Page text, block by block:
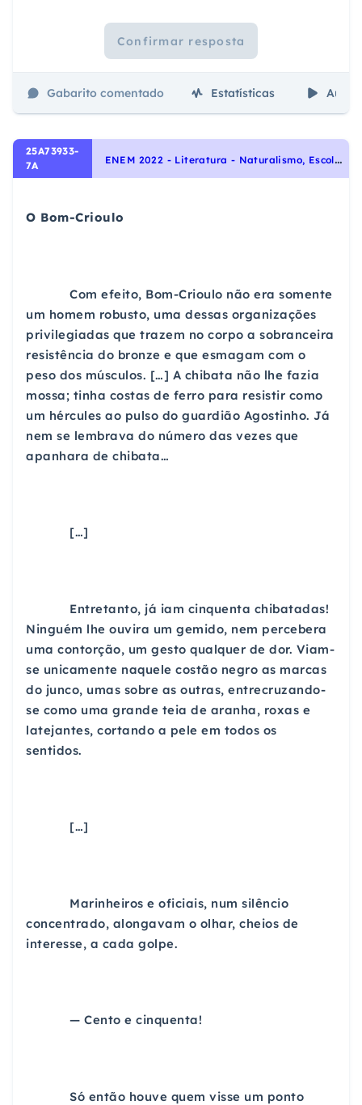
Confirmar resposta
Gabarito comentado Estatísticas Aulas
25A73933-
7A
E
NEM 2022 - Literatura - Naturalismo, Escolas Literárias
O Bom-Crioulo
Com efeito, Bom-Crioulo não era somente
um homem robusto, uma dessas organizações
privilegiadas que trazem no corpo a sobranceira
resistência do bronze e que esmagam com o
peso dos músculos. […] A chibata não lhe fazia
mossa; tinha costas de ferro para resistir como
um hércules ao pulso do guardião Agostinho. Já
nem se lembrava do número das vezes que
apanhara de chibata…
[…]
Entretanto, já iam cinquenta chibatadas!
Ninguém lhe ouvira um gemido, nem percebera
uma contorção, um gesto qualquer de dor. Viam-
se unicamente naquele costão negro as marcas
do junco, umas sobre as outras, entrecruzando-
se como uma grande teia de aranha, roxas e
latejantes, cortando a pele em todos os
sentidos.
[…]
Marinheiros e oficiais, num silêncio
concentrado, alongavam o olhar, cheios de
interesse, a cada golpe.
— Cento e cinquenta!
Só então houve quem visse um ponto